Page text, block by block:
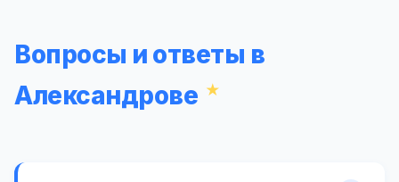
Вопросы и ответы в
Александрове